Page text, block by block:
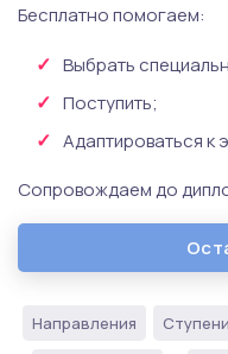
Бесплатно помогаем:
Выбрать
Поступить;
Адаптироваться к
Сопровождаем до
Направления Ступени